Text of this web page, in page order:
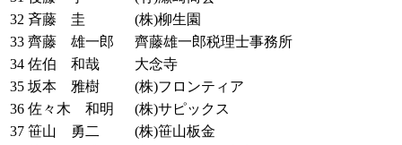
32 斉藤 圭
(株)柳生園
33 齊藤 雄一郎
齊藤雄一郎税理士事務所
34 佐伯 和哉
大念寺
35 坂本 雅樹
(株)フロンティア
36 佐々木 和明
(株)サピックス
37 笹山 勇二
(株)笹山板金